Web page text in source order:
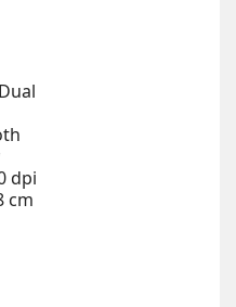
dpi
cm